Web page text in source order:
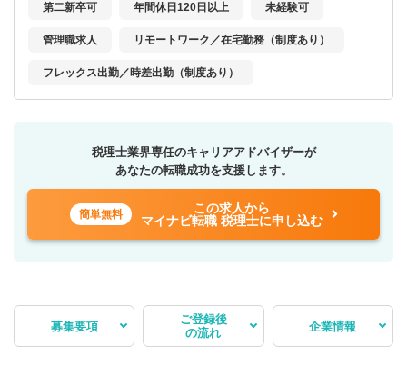
第二新卒可 年間休日120日以上 未経験可
管理職求人 リモートワーク／在宅勤務（制度あり）
フレックス出勤／時差出勤（制度あり）
税理士業界専任のキャリアアドバイザーが
あなたの転職成功を支援します。
簡単無料
この求人から
マイナビ転職 税理士に申し込む
募集要項
ご登録後
の流れ
企業情報